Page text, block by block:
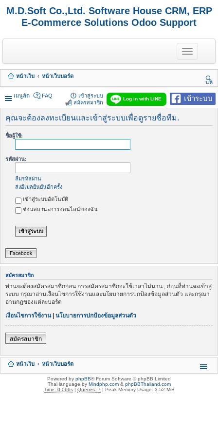
M.D.Soft Co.,Ltd. Software House CRM, ERP
E-Commerce Solutions Odoo Support
T
o
g
e
n
a
v
g
หน้าเว็บ
หน้าเว็บบอร์ด
นห
า
เมนูลัด
เข้าระบบ
Log in with LINE
FAQ
เข้าสู่ระบบ
สมัครสมาชิก
คุณจะต้องลงทะเบียนและเข้าสู่ระบบเพื่อดูรายชื่อทีม.
ชื่อผู้ใช้:
รหัสผ่าน:
ลืมรหัสผ่าน
ส่งอีเมลยืนยันอีกครั้ง
เข้าสู่ระบบอัตโนมัติ
ซ่อนสถานะการออนไลน์ของฉัน
Facebook
สมัครสมาชิก
ท่านจะต้องสมัครสมาชิกก่อน การสมัครสมาชิกจะใช้เวลาไม่นาน ; ก่อนที่ท่านจะเข้าสู่
ระบบ กรุณาอ่านเงื่อนไขการใช้งานและนโยบายการปกป้องข้อมูลส่วนตัว และกรุณา
อ่านกฎของแต่ละบอร์ด
เงื่อนไขการใช้งาน| นโยบายการปกป้องข้อมูลส่วนตัว
สมัครสมาชิก
หน้าเว็บ หน้าเว็บบอร์ด
Powered by phpBB® Forum Software © phpBB Limited
Thai language by Mindphp.com& phpBBThailand.com
Time: 0.066s| Queries: 7 | Peak Memory Usage: 3.52 MiB